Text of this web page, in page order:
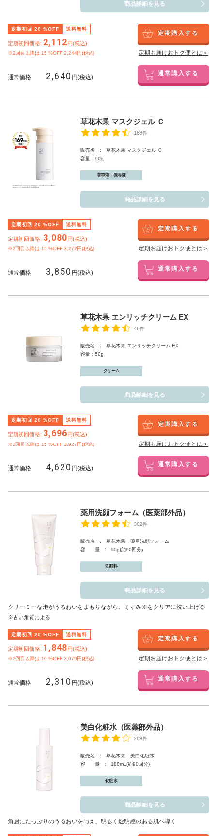
商品詳細を見る
定期初回 20 %OFF 送料無料
定期初回価格: 2,112円(税込)
※2回目以降は 15 %OFF 2,244円(税込)
定期購入する
定期お届けおトク便とは＞
通常価格 2,640 円(税込) 通常購入する
草花木果 マスクジェル Ｃ
188件
販売名 : 草花木果 マスクジェル Ｃ
容量：90g
美容液・保湿液
商品詳細を見る
定期初回 20 %OFF 送料無料
定期初回価格: 3,080円(税込)
※2回目以降は 15 %OFF 3,272円(税込)
定期購入する
定期お届けおトク便とは＞
通常価格 3,850 円(税込) 通常購入する
草花木果 エンリッチクリーム EX
46件
販売名 : 草花木果 エンリッチクリーム EX
容量：50g
クリーム
商品詳細を見る
定期初回 20 %OFF 送料無料
定期初回価格: 3,696円(税込)
※2回目以降は 15 %OFF 3,927円(税込)
定期購入する
定期お届けおトク便とは＞
通常価格 4,620 円(税込) 通常購入する
薬用洗顔フォーム（医薬部外品）
302件
販売名 : 草花木果 薬用洗顔フォーム
容 量 : 90g(約90回分)
洗顔料
商品詳細を見る
クリーミーな泡がうるおいをまもりながら、くすみ※をクリアに洗い上げる
※古い角質による
定期初回 20 %OFF 送料無料
定期初回価格: 1,848円(税込)
※2回目以降は 10 %OFF 2,079円(税込)
定期購入する
定期お届けおトク便とは＞
通常価格 2,310 円(税込) 通常購入する
美白化粧水（医薬部外品）
209件
販売名 : 草花木果 美白化粧水
容 量 : 180mL(約90回分)
化粧水
商品詳細を見る
角層にたっぷりのうるおいを与え、明るく透明感のある肌へ導く